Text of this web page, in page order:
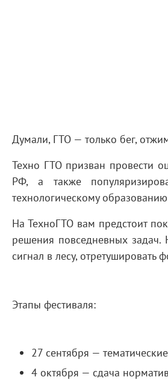
Думали, ГТО — только бег,
Техно ГТО призван провести
РФ, а также
технологическому
На ТехноГТО вам предстоит
решения повседневных задач.
сигнал в лесу,
Этапы фестиваля:
27 сентября —
4 октября — сдача